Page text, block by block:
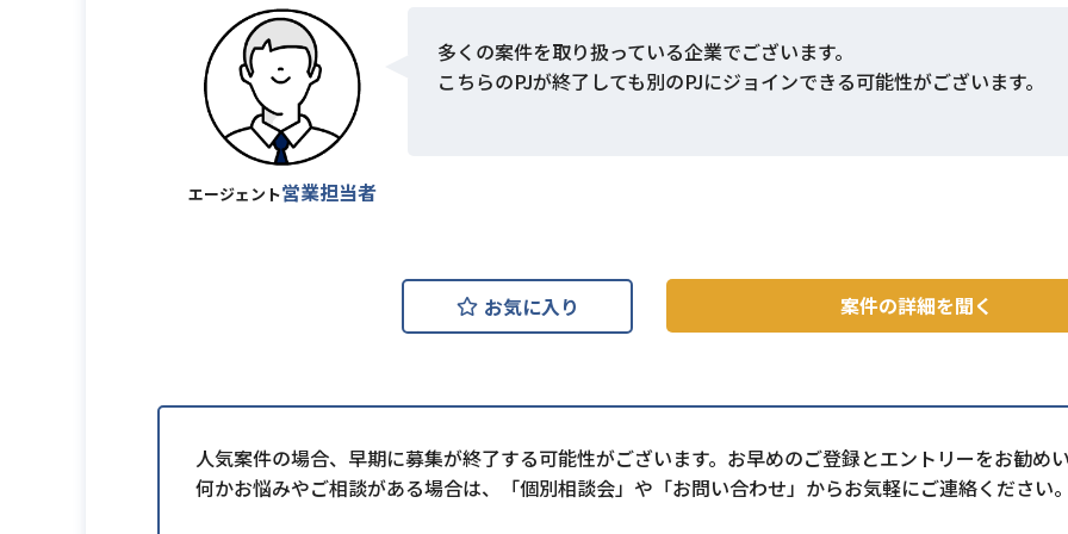
エージェント営業担当者
多くの案件を取り扱っている企業でございます。
こちらのPJが終了しても別のPJにジョインできる可能性がございます。
お気に入り 案件の詳細を聞く
人気案件の場合、早期に募集が終了する可能性がございます。お早めのご登録とエントリーをお勧めい
何かお悩みやご相談がある場合は、「個別相談会」や「お問い合わせ」からお気軽にご連絡ください。